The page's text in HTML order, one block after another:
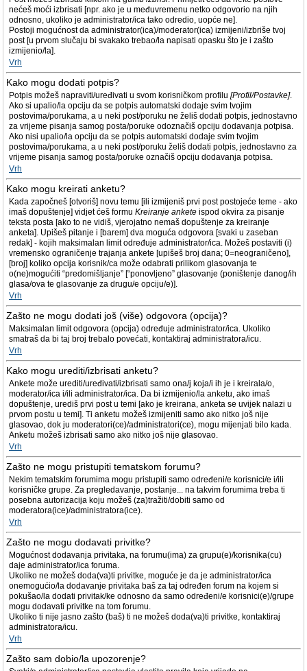
nećeš moći izbrisati [npr. ako je u međuvremenu netko odgovorio na njih
odnosno, ukoliko je administrator/ica tako odredio, uopće ne].
Postoji mogućnost da administrator(ica)/moderator(ica) izmijeni/izbriše tvoj
post [u prvom slučaju bi svakako trebao/la napisati opasku što je i zašto
izmijenio/la].
Vrh
Kako mogu dodati potpis?
Potpis možeš napraviti/uređivati u svom korisničkom profilu [Profil/Postavke].
Ako si upalio/la opciju da se potpis automatski dodaje svim tvojim
postovima/porukama, a u neki post/poruku ne želiš dodati potpis, jednostavno
za vrijeme pisanja samog posta/poruke odoznačiš opciju dodavanja potpisa.
Ako nisi upalio/la opciju da se potpis automatski dodaje svim tvojim
postovima/porukama, a u neki post/poruku želiš dodati potpis, jednostavno za
vrijeme pisanja samog posta/poruke označiš opciju dodavanja potpisa.
Vrh
Kako mogu kreirati anketu?
Kada započneš [otvoriš] novu temu [ili izmijeniš prvi post postojeće teme - ako
imaš dopuštenje] vidjet ćeš formu Kreiranje ankete ispod okvira za pisanje
teksta posta [ako to ne vidiš, vjerojatno nemaš dopuštenje za kreiranje
anketa]. Upišeš pitanje i [barem] dva moguća odgovora [svaki u zaseban
redak] - kojih maksimalan limit određuje administrator/ica. Možeš postaviti (i)
vremensko ograničenje trajanja ankete [upišeš broj dana; 0=neograničeno],
[broj] koliko opcija korisnik/ca može odabrati prilikom glasovanja te
o(ne)mogućiti “predomišljanje” [“ponovljeno” glasovanje (poništenje danog/ih
glasa/ova te glasovanje za drugu/e opciju/e)].
Vrh
Zašto ne mogu dodati još (više) odgovora (opcija)?
Maksimalan limit odgovora (opcija) određuje administrator/ica. Ukoliko
smatraš da bi taj broj trebalo povećati, kontaktiraj administratora/icu.
Vrh
Kako mogu urediti/izbrisati anketu?
Ankete može urediti/uređivati/izbrisati samo ona/j koja/i ih je i kreirala/o,
moderator/ica i/ili administrator/ica. Da bi izmijenio/la anketu, ako imaš
dopuštenje, urediš prvi post u temi [ako je kreirana, anketa se uvijek nalazi u
prvom postu u temi]. Ti anketu možeš izmijeniti samo ako nitko još nije
glasovao, dok ju moderatori(ce)/administratori(ce), mogu mijenjati bilo kada.
Anketu možeš izbrisati samo ako nitko još nije glasovao.
Vrh
Zašto ne mogu pristupiti tematskom forumu?
Nekim tematskim forumima mogu pristupiti samo određeni/e korisnici/e i/ili
korisničke grupe. Za pregledavanje, postanje... na takvim forumima treba ti
posebna autorizacija koju možeš (za)tražiti/dobiti samo od
moderatora(ice)/administratora(ice).
Vrh
Zašto ne mogu dodavati privitke?
Mogućnost dodavanja privitaka, na forumu(ima) za grupu(e)/korisnika(cu)
daje administrator/ica foruma.
Ukoliko ne možeš doda(va)ti privitke, moguće je da je administrator/ica
onemogućio/la dodavanje privitaka baš za taj određen forum na kojem si
pokušao/la dodati privitak/ke odnosno da samo određeni/e korisnici(e)/grupe
mogu dodavati privitke na tom forumu.
Ukoliko ti nije jasno zašto (baš) ti ne možeš doda(va)ti privitke, kontaktiraj
administratora/icu.
Vrh
Zašto sam dobio/la upozorenje?